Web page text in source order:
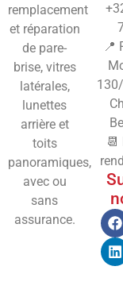
remplacement
et réparation
de pare-
brise, vitres
latérales,
lunettes
arrière et
toits
panoramiques,
avec ou
sans
assurance.
📍
📆